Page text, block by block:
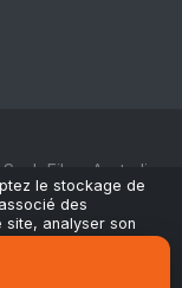
Australia
/
le stockage de
des
site, analyser son
à tout
dans notre avis